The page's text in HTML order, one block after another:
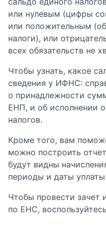
или нулевым (цифры
или положительным
налоги), или
всех обязательств не
Чтобы узнать, какое
сведения у ИФНС:
о принадлежности
ЕНП, и об исполнении
налогов.
Кроме того, вам
можно построить отчет
будут видны
периоды и даты уплаты.
Чтобы провести зачет
по ЕНС, воспользуйтесь